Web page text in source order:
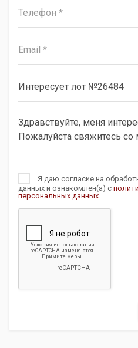
Я даю согласие на
данных и ознакомлен(а) с
персональных данных